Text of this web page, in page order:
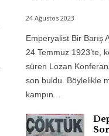
24 Ağustos 2023
Emperyalist Bir Barış
24 Temmuz 1923’te,
süren Lozan
son buldu. Böylelikle
kampın...